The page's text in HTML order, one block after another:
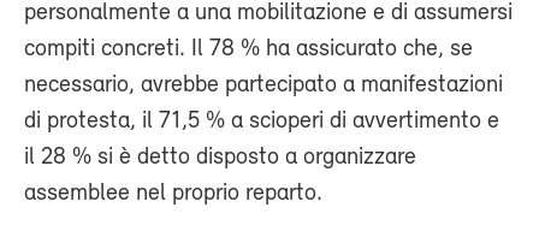
personalmente a una mobilitazione e di assumersi
compiti concreti. Il 78 % ha assicurato che, se
necessario, avrebbe partecipato a manifestazioni
di protesta, il 71,5 % a scioperi di avvertimento e
il 28 % si è detto disposto a organizzare
assemblee nel proprio reparto.